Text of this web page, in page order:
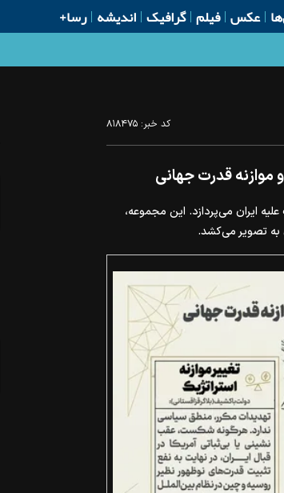
عکس فیلم گرافیک اندیشه رسا+
کد خبر: ۸۱۸۴۷۵
موازنه قدرت جهانی
ایران می‌پردازد. این مجموعه،
به تصویر می‌کشد.